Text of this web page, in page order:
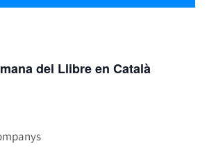
del Llibre en Català